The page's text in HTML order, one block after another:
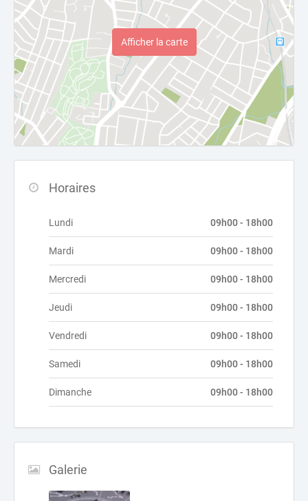
Afficher la carte
Horaires
Lundi 09h00 - 18h00
Mardi 09h00 - 18h00
Mercredi 09h00 - 18h00
Jeudi 09h00 - 18h00
Vendredi 09h00 - 18h00
Samedi 09h00 - 18h00
Dimanche 09h00 - 18h00
Galerie